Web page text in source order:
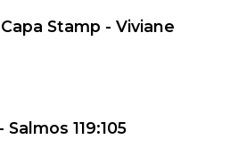
Stamp - Viviane
119:105